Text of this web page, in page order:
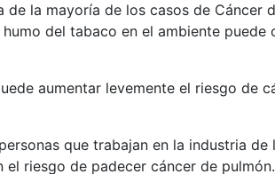
de la mayoría de los casos de Cáncer
del tabaco en el ambiente
aumentar levemente el riesgo de
que trabajan en la industria
riesgo de padecer cáncer de